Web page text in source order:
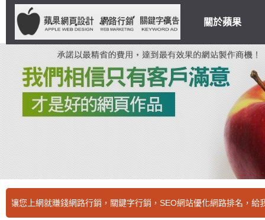
關於蘋果
賺錢網路行銷，關鍵字行銷，SEO網站優化網路排名，給我首頁